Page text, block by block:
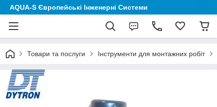
AQUA-S Європейські Інженерні Системи
Товари та послуги Інструменти для монтажних робіт